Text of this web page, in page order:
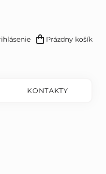
Nákupný
Prázdny košík
KONTAKTY